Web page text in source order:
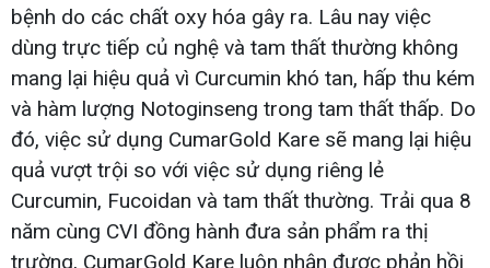
bệnh do các chất oxy hóa gây ra. Lâu nay việc
dùng trực tiếp củ nghệ và tam thất thường không
mang lại hiệu quả vì Curcumin khó tan, hấp thu kém
và hàm lượng Notoginseng trong tam thất thấp. Do
đó, việc sử dụng CumarGold Kare sẽ mang lại hiệu
quả vượt trội so với việc sử dụng riêng lẻ
Curcumin, Fucoidan và tam thất thường. Trải qua 8
năm cùng CVI đồng hành đưa sản phẩm ra thị
trường, CumarGold Kare luôn nhận được phản hồi